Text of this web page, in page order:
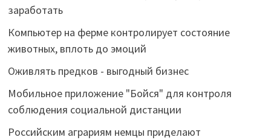
заработать
Компьютер на ферме контролирует состояние
животных, вплоть до эмоций
Оживлять предков - выгодный бизнес
Мобильное приложение "Бойся" для контроля
соблюдения социальной дистанции
Российским аграриям немцы приделают